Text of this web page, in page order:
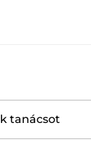
tanácsot